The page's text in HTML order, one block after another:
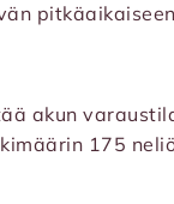
akun
175